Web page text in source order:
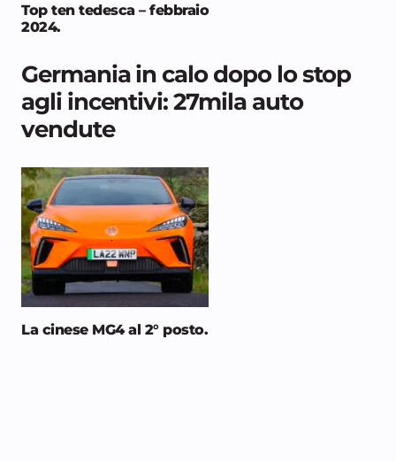
Top ten tedesca – febbraio
2024.
Germania in calo dopo lo stop
agli incentivi: 27mila auto
vendute
La cinese MG4 al 2° posto.